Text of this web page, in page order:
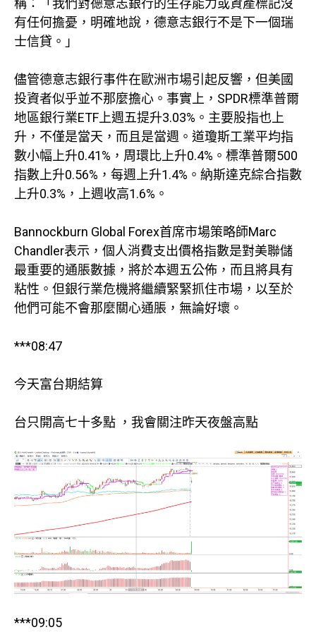
稱：「我們對德意志銀行的生存能力或資產標記沒
有任何擔憂，明確地說，德意志銀行不是下一個瑞
士信貸。」
儘管德意志銀行事件在歐洲市場引起反響，但美國
投資者似乎並不那麼擔心。事實上，SPDR標準普爾
地區銀行業ETF上週五提升3.03%。主要股指也上
升，不僅是當天，而且是當週。道瓊斯工業平均指
數小幅上升0.41%，周環比上升0.4%。標準普爾500
指數上升0.56%，每週上升1.4%。納斯達克綜合指數
上升0.3%，上週收高1.6%。
Bannockburn Global Forex首席市場策略師Marc
Chandler表示，個人消費支出價格指數是對美聯儲
最重要的通脹數據，將於本週五公佈，而且將具有
粘性。但銀行業危機將繼續緊緊抓住市場，以至於
他們可能不會那麼關心通脹，無論好壞。
***08:47
今天富台期結算
台只開高七十多點 ，我會關注昨天夜盤高點
***09:05